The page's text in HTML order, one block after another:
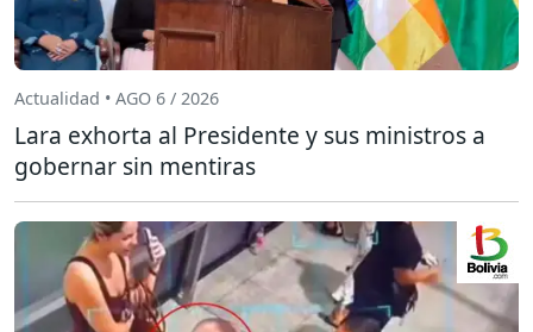
Actualidad • AGO 6 / 2026
Lara exhorta al Presidente y sus ministros a
gobernar sin mentiras